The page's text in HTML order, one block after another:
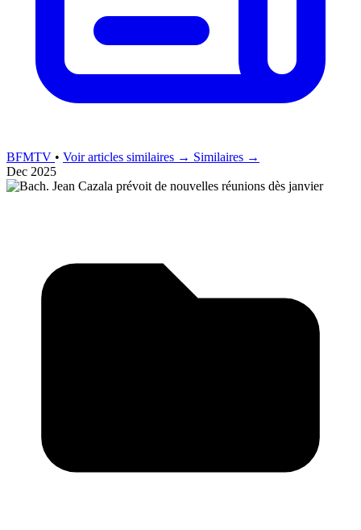
BFMTV • Voir articles similaires → Similaires →
Dec 2025